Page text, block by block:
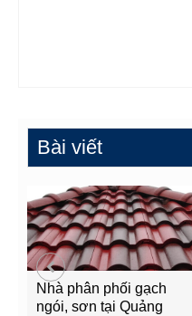
Bài viết
Nhà phân phối gạch
ngói, sơn tại Quảng